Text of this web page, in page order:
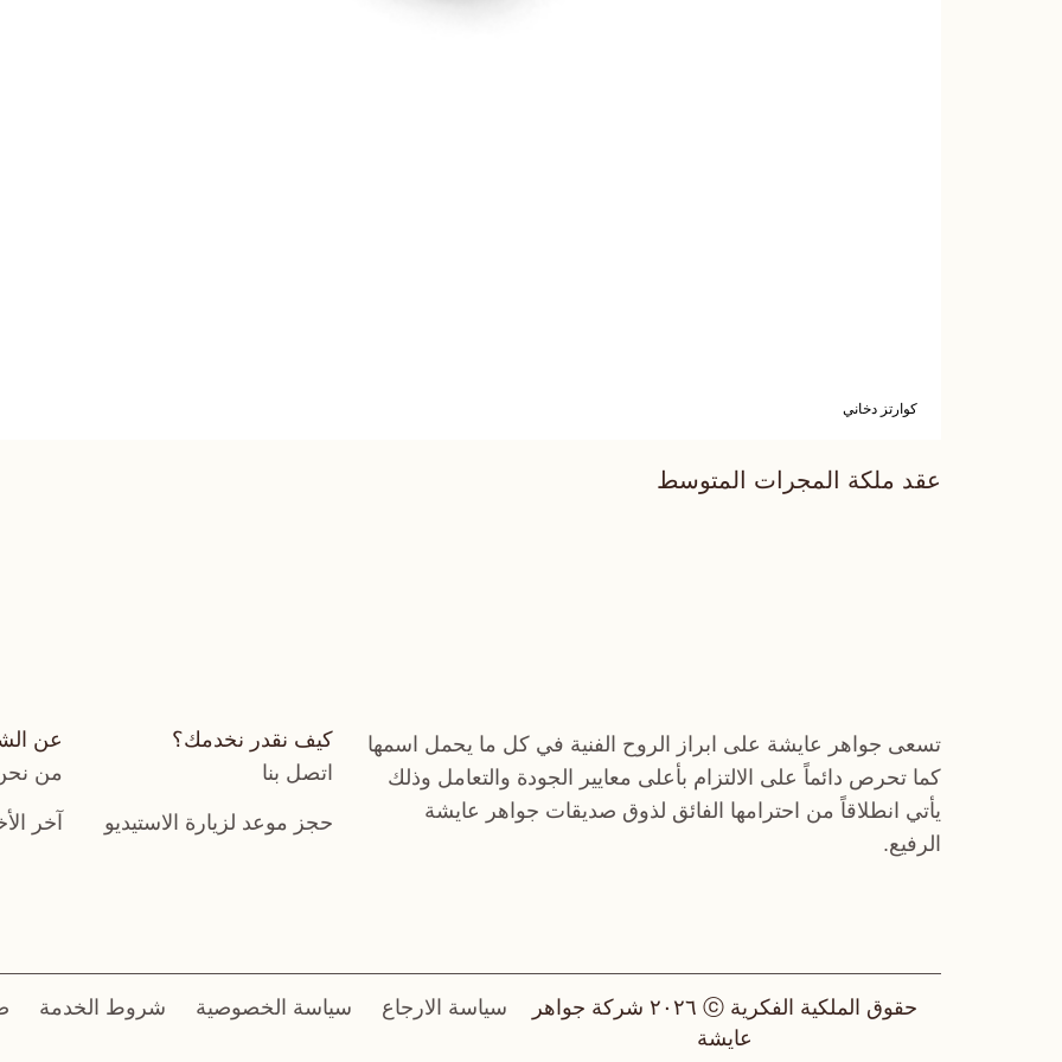
كوارتز دخاني
عقد ملكة المجرات المتوسط
تسعى جواهر عايشة على ابراز الروح الفنية في كل ما يحمل اسمها
كما تحرص دائماً على الالتزام بأعلى معايير الجودة والتعامل وذلك
يأتي انطلاقاً من احترامها الفائق لذوق صديقات جواهر عايشة
الرفيع.
كيف نقدر نخدمك؟
اتصل بنا
حجز موعد لزيارة الاستيديو
عن
من
آخر
حقوق الملكية الفكرية ⓒ ٢٠٢٦ شركة جواهر
عايشة
سياسة الارجاع سياسة الخصوصية شروط الخدمة